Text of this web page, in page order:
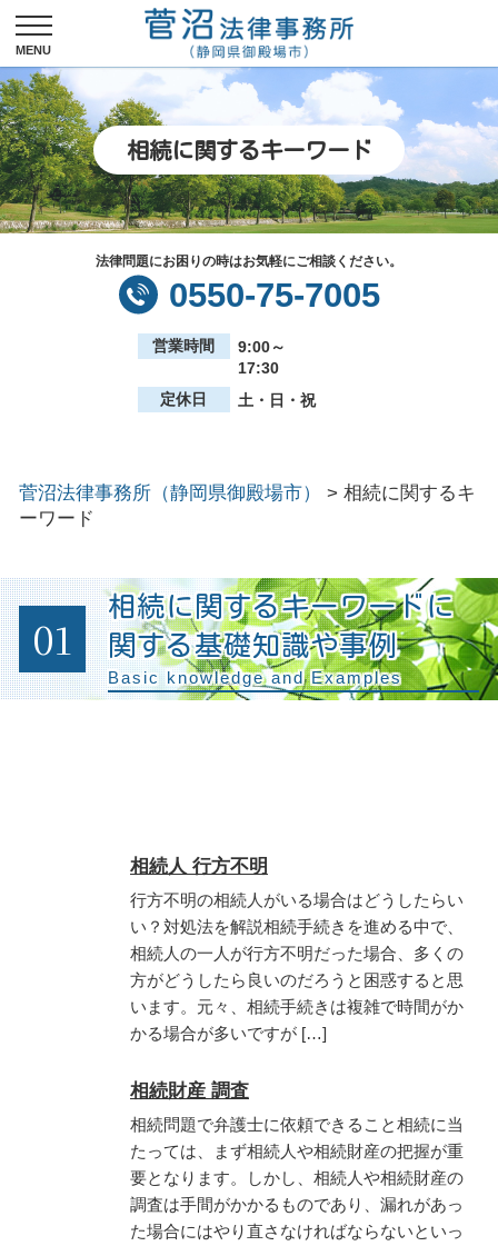
相続に関するキーワード
法律問題にお困りの時はお気軽にご相談ください。
0550-75-7005
営業時間
9:00～
17:30
定休日
土・日・祝
菅沼法律事務所（静岡県御殿場市） > 相続に関するキ
ーワード
01
相続に関するキーワードに
関する基礎知識や事例
Basic knowledge and Examples
相続人 行方不明
行方不明の相続人がいる場合はどうしたらい
い？対処法を解説相続手続きを進める中で、
相続人の一人が行方不明だった場合、多くの
方がどうしたら良いのだろうと困惑すると思
います。元々、相続手続きは複雑で時間がか
かる場合が多いですが […]
相続財産 調査
相続問題で弁護士に依頼できること相続に当
たっては、まず相続人や相続財産の把握が重
要となります。しかし、相続人や相続財産の
調査は手間がかかるものであり、漏れがあっ
た場合にはやり直さなければならないといっ